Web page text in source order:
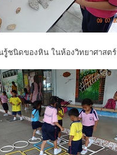
รูู้ชนิดของหิน ในห้องวิทยาศาสตร์